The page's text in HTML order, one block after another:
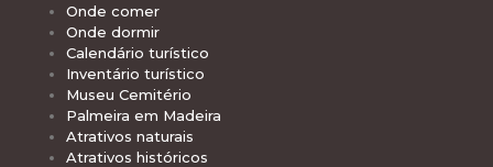
Onde comer
Onde dormir
Calendário turístico
Inventário turístico
Museu Cemitério
Palmeira em Madeira
Atrativos naturais
Atrativos históricos